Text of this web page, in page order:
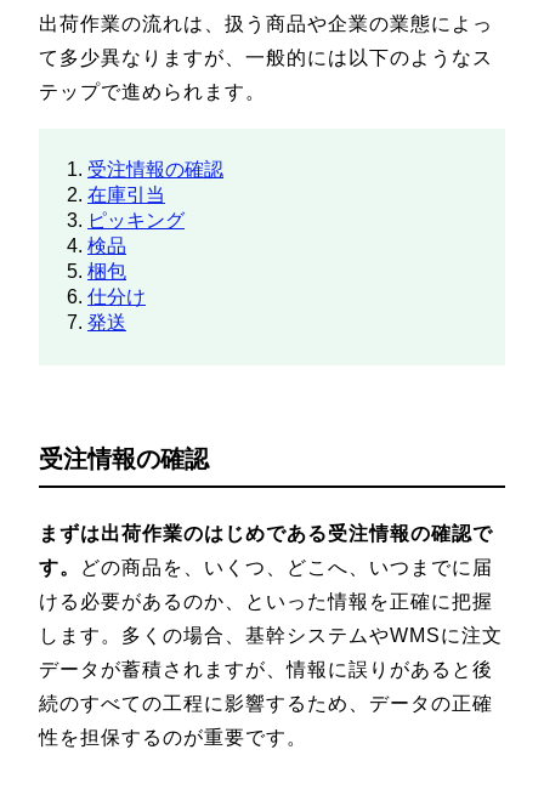
出荷作業の流れは、扱う商品や企業の業態によっ
て多少異なりますが、一般的には以下のようなス
テップで進められます。
受注情報の確認
在庫引当
ピッキング
検品
梱包
仕分け
発送
受注情報の確認
まずは出荷作業のはじめである受注情報の確認で
す。
どの商品を、いくつ、どこへ、いつまでに届
ける必要があるのか、といった情報を正確に把握
します。多くの場合、基幹システムやWMSに注文
データが蓄積されますが、情報に誤りがあると後
続のすべての工程に影響するため、データの正確
性を担保するのが重要です。